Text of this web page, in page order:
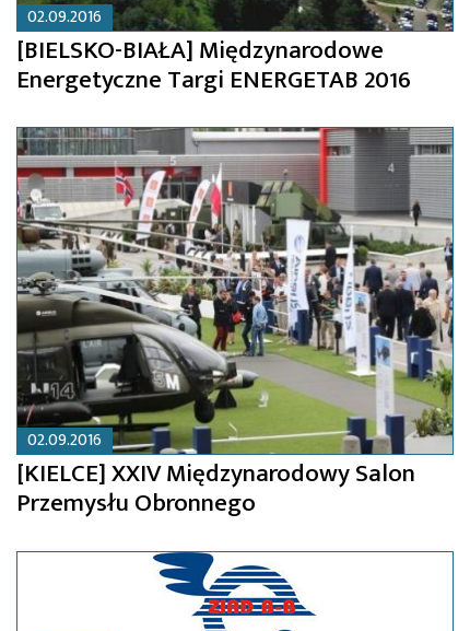
02.09.2016
[BIELSKO-BIAŁA] Międzynarodowe
Energetyczne Targi ENERGETAB 2016
02.09.2016
[KIELCE] XXIV Międzynarodowy Salon
Przemysłu Obronnego